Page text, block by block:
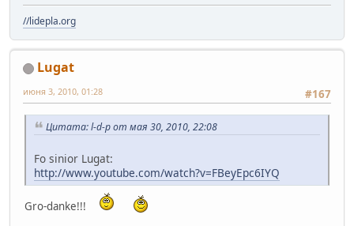
//lidepla.org
Lugat
#167
июня 3, 2010, 01:28
Цитата: l-d-p от мая 30, 2010, 22:08
Fo sinior Lugat:
http://www.youtube.com/watch?v=FBeyEpc6IYQ
Gro-danke!!!